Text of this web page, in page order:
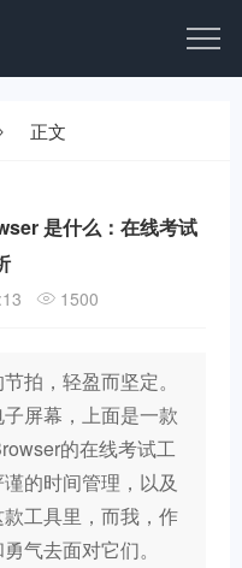
正文
是什么：在线考试
1500
拍，轻盈而坚定。
屏幕，上面是一款
的在线考试工
的时间管理，以及
工具里，而我，作
气去面对它们。